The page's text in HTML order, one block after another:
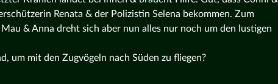
Renata & der Polizistin Selena bekommen. Zum
& Anna dreht sich aber nun alles nur noch um den lustigen
um mit den Zugvögeln nach Süden zu fliegen?